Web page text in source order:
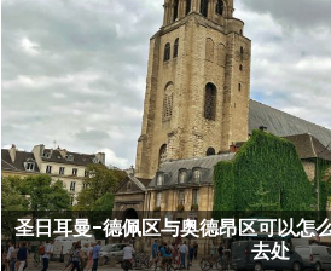
圣日耳曼-德佩区与奥德昂区可以怎
去处